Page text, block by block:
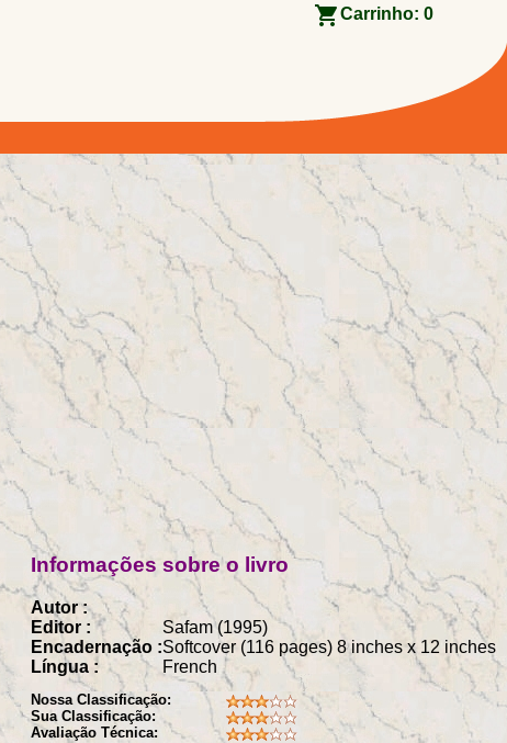
Carrinho: 0
Informações sobre o livro
Autor :
Editor :
Safam (1995)
Encadernação :Softcover (116 pages) 8 inches x 12 inches
Língua :
French
Nossa Classificação:
Sua Classificação:
Avaliação Técnica: